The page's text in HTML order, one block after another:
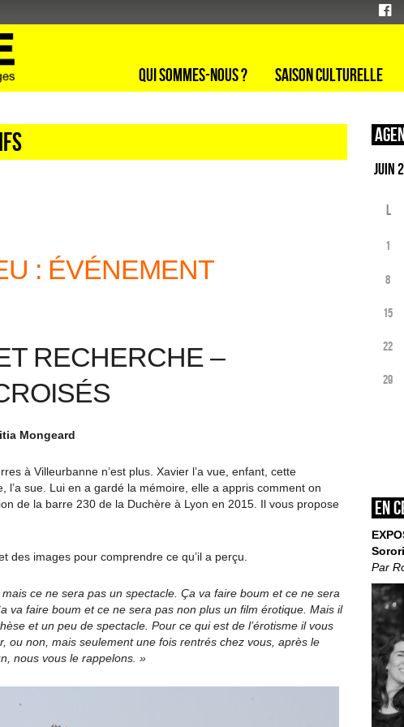
Qui sommes-nous ? Saison culturelle
: ÉVÉNEMENT
RECHERCHE –
Mongeard
à Villeurbanne n’est plus. Xavier l’a vue, enfant, cette
l’a sue. Lui en a gardé la mémoire, elle a appris comment on
de la barre 230 de la Duchère à Lyon en 2015. Il vous propose
des images pour comprendre ce qu’il a perçu.
ce ne sera pas un spectacle. Ça va faire boum et ce ne sera
va faire boum et ce ne sera pas non plus un film érotique. Mais il
et un peu de spectacle. Pour ce qui est de l’érotisme il vous
ou non, mais seulement une fois rentrés chez vous, après le
nous vous le rappelons. »
L
1
8
15
22
29
En
Par